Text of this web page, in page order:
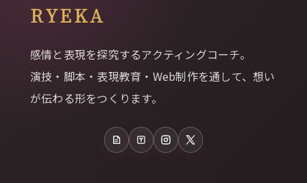
RYEKA
感情と表現を探究するアクティングコーチ。
演技・脚本・表現教育・Web制作を通して、想い
が伝わる形をつくります。
note TalesInstagram
X